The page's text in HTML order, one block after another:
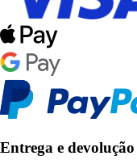
Entrega e devolução